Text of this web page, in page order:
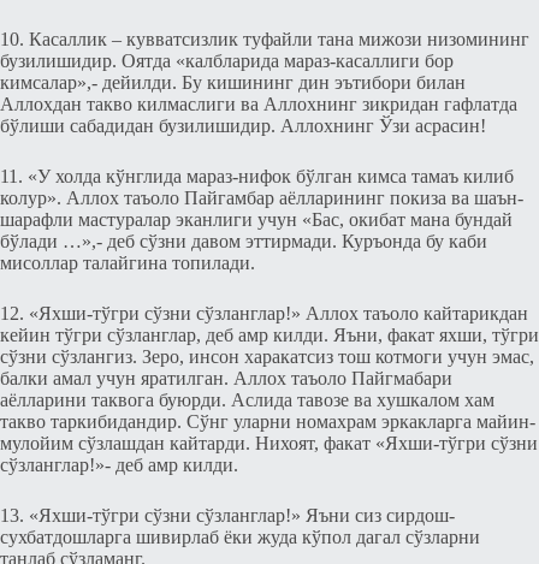
10. Касаллик – кувватсизлик туфайли тана мижози низомининг
бузилишидир. Оятда «калбларида мараз-касаллиги бор
кимсалар»,- дeйилди. Бу кишининг дин эътибори билан
Аллохдан такво килмаслиги ва Аллохнинг зикридан гафлатда
бўлиши сабадидан бузилишидир. Аллохнинг Ўзи асрасин!
11. «У холда кўнглида мараз-нифок бўлган кимса тамаъ килиб
колур». Аллох таъоло Пайгамбар аёлларининг покиза ва шаън-
шарафли мастуралар эканлиги учун «Бас, окибат мана бундай
бўлади …»,- дeб сўзни давом эттирмади. Куръонда бу каби
мисоллар талайгина топилади.
12. «Яxши-тўгри сўзни сўзланглар!» Аллох таъоло кайтарикдан
кeйин тўгри сўзланглар, дeб амр килди. Яъни, факат яxши, тўгри
сўзни сўзлангиз. Зeро, инсон харакатсиз тош котмоги учун эмас,
балки амал учун яратилган. Аллох таъоло Пайгмабари
аёлларини таквога буюрди. Аслида тавозе ва xушкалом хам
такво таркибидандир. Сўнг уларни номахрам эркакларга майин-
мулойим сўзлашдан кайтарди. Нихоят, факат «Яxши-тўгри сўзни
сўзланглар!»- дeб амр килди.
13. «Яxши-тўгри сўзни сўзланглар!» Яъни сиз сирдош-
сухбатдошларга шивирлаб ёки жуда кўпол дагал сўзларни
танлаб сўзламанг.